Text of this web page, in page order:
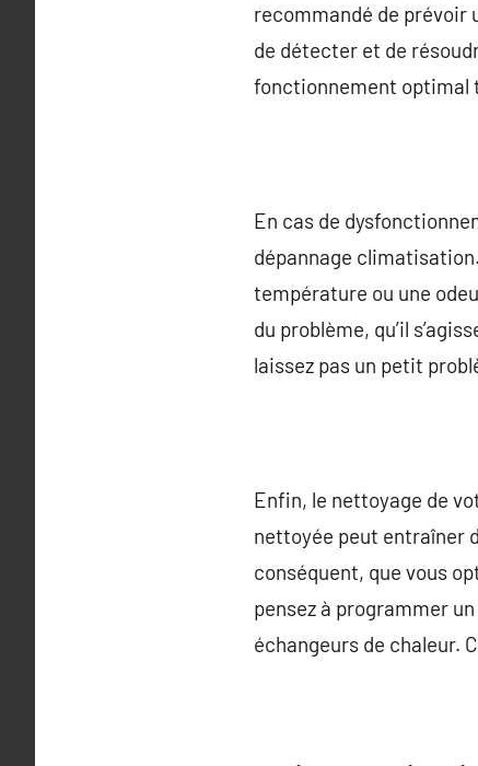
recommandé de prévoir
de détecter et de
fonctionnement optimal
En cas de
dépannage
température ou une
du problème, qu’il
laissez pas un petit
Enfin, le nettoyage de
nettoyée peut entraîner
conséquent, que vous
pensez à programmer
échangeurs de chaleur.